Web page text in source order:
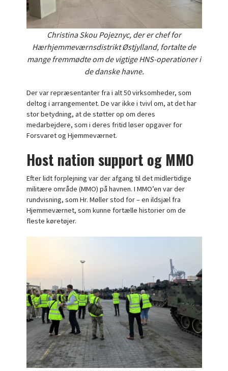
Christina Skou Pojeznyc, der er chef for
Hærhjemmeværnsdistrikt Østjylland, fortalte de
mange fremmødte om de vigtige HNS-operationer i
de danske havne.
Der var repræsentanter fra i alt 50 virksomheder, som
deltog i arrangementet. De var ikke i tvivl om, at det har
stor betydning, at de støtter op om deres
medarbejdere, som i deres fritid løser opgaver for
Forsvaret og Hjemmeværnet.
Host nation support og MMO
Efter lidt forplejning var der afgang til det midlertidige
militære område (MMO) på havnen. I MMO’en var der
rundvisning, som Hr. Møller stod for – en ildsjæl fra
Hjemmeværnet, som kunne fortælle historier om de
fleste køretøjer.